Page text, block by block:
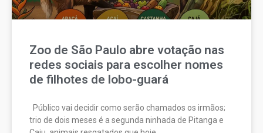
Zoo de São Paulo abre votação nas
redes sociais para escolher nomes
de filhotes de lobo-guará
Público vai decidir como serão chamados os irmãos;
trio de dois meses é a segunda ninhada de Pitanga e